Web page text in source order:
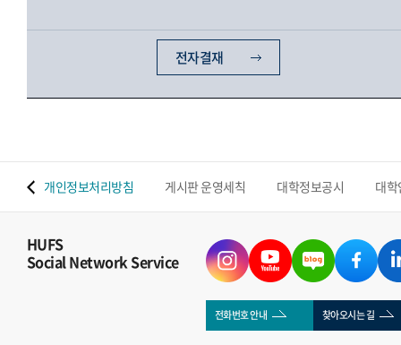
전자결재
개인정보처리방침 게시판 운영세칙 대학정보공시 대
HUFS
Social Network Service
전화번호 안내 찾아오시는 길